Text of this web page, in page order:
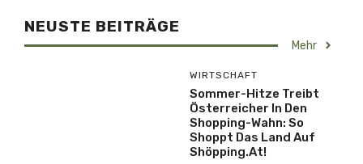
NEUSTE BEITRÄGE
Mehr
WIRTSCHAFT
Sommer-Hitze Treibt
Österreicher In Den
Shopping-Wahn: So
Shoppt Das Land Auf
Shöpping.at!